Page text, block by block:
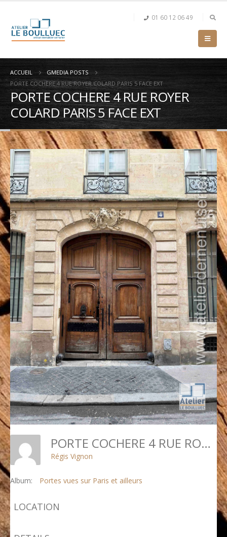
01 60 12 06 49
ACCUEIL
GMEDIA POSTS
PORTE COCHERE 4 RUE ROYER COLARD PARIS 5 FACE EXT
PORTE COCHERE 4 RUE ROYER
COLARD PARIS 5 FACE EXT
PORTE COCHERE 4 RUE ROYER COLARD PARIS 5 FACE EXT
Régis Vignon
Album: Portes vues sur Paris et ailleurs
LOCATION